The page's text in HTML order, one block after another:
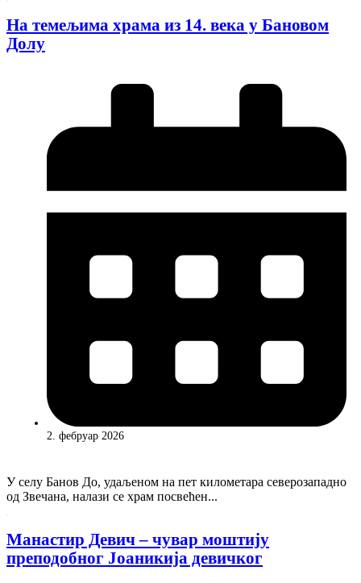
На темељима храма из 14. века у Бановом
Долу
2. фебруар 2026
У селу Банов До, удаљеном на пет километара северозападно
од Звечана, налази се храм посвећен...
Манастир Девич – чувар моштију
преподобног Јоаникија девичког